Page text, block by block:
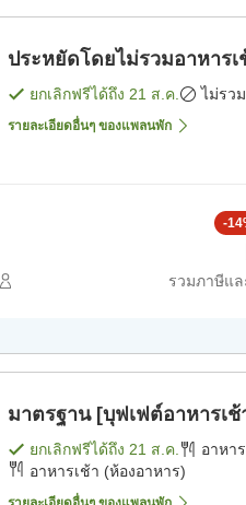
ประหยัดโดยไม่รวมอาหารเ
ยกเลิกฟรีได้ถึง 21 ส.ค. ไม่รว
รายละเอียดอื่นๆ ของแพลนพัก
-14
รวมภาษีแ
มาตรฐาน [บุฟเฟต์อาหารเช้
ยกเลิกฟรีได้ถึง 21 ส.ค. อาหาร
อาหารเช้า (ห้องอาหาร)